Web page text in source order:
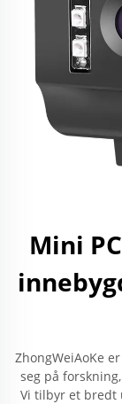
Mini
ZhongWeiAoKe
seg på
Vi tilbyr et bredt